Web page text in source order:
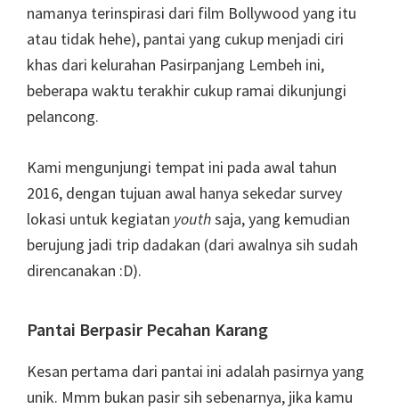
namanya terinspirasi dari film Bollywood yang itu
atau tidak hehe), pantai yang cukup menjadi ciri
khas dari kelurahan Pasirpanjang Lembeh ini,
beberapa waktu terakhir cukup ramai dikunjungi
pelancong.
Kami mengunjungi tempat ini pada awal tahun
2016, dengan tujuan awal hanya sekedar survey
lokasi untuk kegiatan youthsaja, yang kemudian
berujung jadi trip dadakan (dari awalnya sih sudah
direncanakan :D).
Pantai Berpasir Pecahan Karang
Kesan pertama dari pantai ini adalah pasirnya yang
unik. Mmm bukan pasir sih sebenarnya, jika kamu